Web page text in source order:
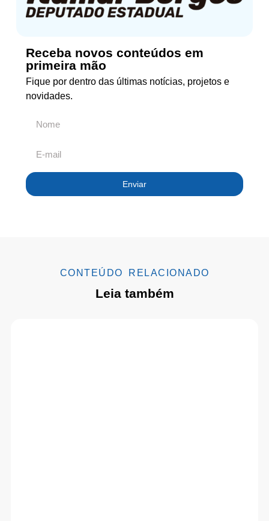
Receba novos conteúdos em
primeira mão
Fique por dentro das últimas notícias, projetos e
novidades.
Enviar
CONTEÚDO RELACIONADO
Leia também